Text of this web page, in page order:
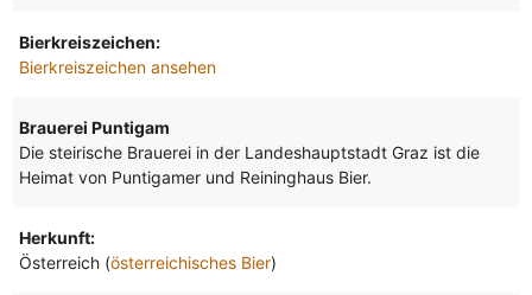
Bierkreiszeichen:
Bierkreiszeichen ansehen
Brauerei Puntigam
Die steirische Brauerei in der Landeshauptstadt Graz ist die
Heimat von Puntigamer und Reininghaus Bier.
Herkunft:
Österreich (österreichisches Bier)